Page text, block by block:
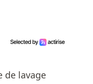
de lavage